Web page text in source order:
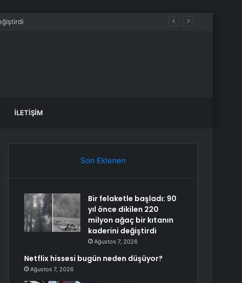
İLETIŞIM
Son Eklenen
Bir felaketle başladı: 90
yıl önce dikilen 220
milyon ağaç bir kıtanın
kaderini değiştirdi
Ağustos 7, 2026
Netflix hissesi bugün neden düşüyor?
Ağustos 7, 2026